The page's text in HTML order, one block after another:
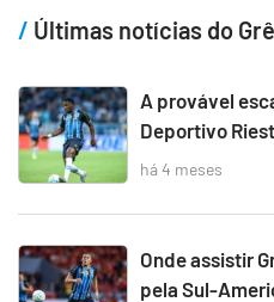
Últimas notícias do
A provável
Deportivo
há 4 meses
Onde assistir
pela Sul-